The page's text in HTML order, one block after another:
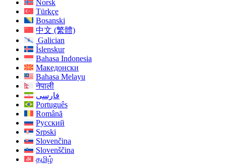
Norsk
Türkçe
Bosanski
中文 (繁體)
Galician
Íslenskur
Bahasa Indonesia
Македонски
Bahasa Melayu
नेपाली
فارسی
Português
Română
Русский
Srpski
Slovenčina
Slovenščina
தமிழ்